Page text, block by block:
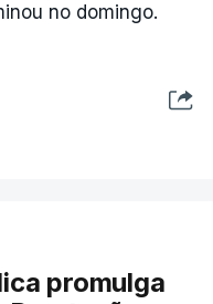
no domingo.
promulga